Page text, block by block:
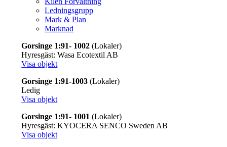
Ledningsgrupp
Mark & Plan
Marknad
Gorsinge 1:91- 1002 (Lokaler)
Hyresgäst: Wasa Ecotextil AB
Visa objekt
Gorsinge 1:91-1003 (Lokaler)
Ledig
Visa objekt
Gorsinge 1:91- 1001 (Lokaler)
Hyresgäst: KYOCERA SENCO Sweden AB
Visa objekt